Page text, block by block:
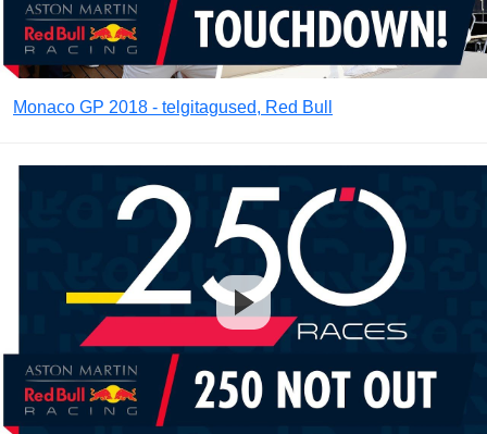
Monaco GP 2018 - telgitagused, Red Bull